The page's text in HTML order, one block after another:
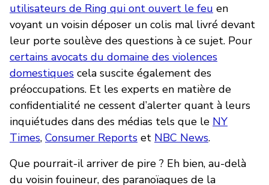
utilisateurs de Ring qui ont ouvert le feu en
voyant un voisin déposer un colis mal livré devant
leur porte soulève des questions à ce sujet. Pour
certains avocats du domaine des violences
domestiques cela suscite également des
préoccupations. Et les experts en matière de
confidentialité ne cessent d’alerter quant à leurs
inquiétudes dans des médias tels que le NY
Times, Consumer Reports et NBC News.
Que pourrait-il arriver de pire ? Eh bien, au-delà
du voisin fouineur, des paranoïaques de la